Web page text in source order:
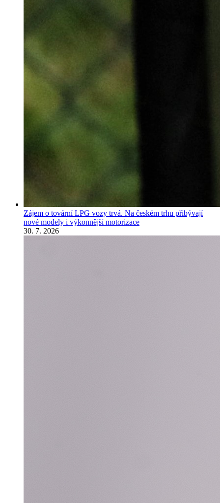
Zájem o tovární LPG vozy trvá. Na českém trhu přibývají
nové modely i výkonnější motorizace
30. 7. 2026